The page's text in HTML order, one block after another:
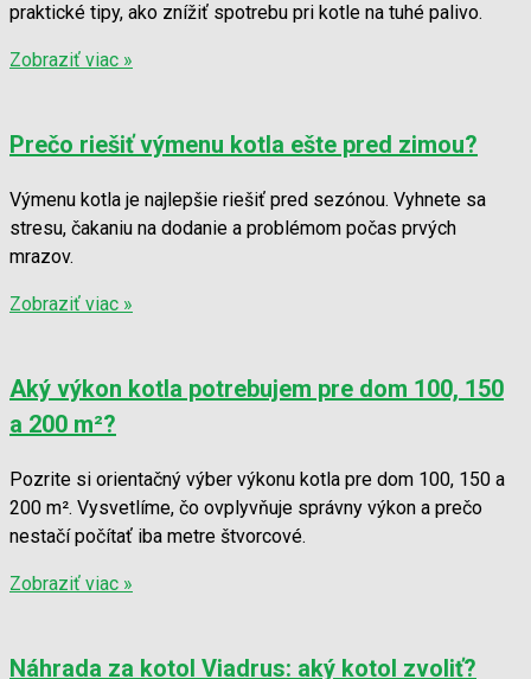
praktické tipy, ako znížiť spotrebu pri kotle na tuhé palivo.
Zobraziť viac »
Prečo riešiť výmenu kotla ešte pred zimou?
Výmenu kotla je najlepšie riešiť pred sezónou. Vyhnete sa
stresu, čakaniu na dodanie a problémom počas prvých
mrazov.
Zobraziť viac »
Aký výkon kotla potrebujem pre dom 100, 150
a 200 m²?
Pozrite si orientačný výber výkonu kotla pre dom 100, 150 a
200 m². Vysvetlíme, čo ovplyvňuje správny výkon a prečo
nestačí počítať iba metre štvorcové.
Zobraziť viac »
Náhrada za kotol Viadrus: aký kotol zvoliť?